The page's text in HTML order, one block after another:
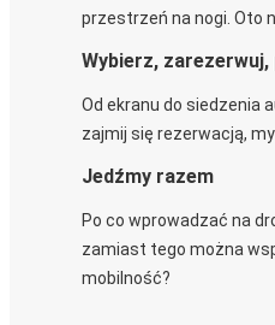
przestrzeń na nogi. Oto
Wybierz,
Od ekranu do siedzenia
zajmij się rezerwacją,
Jedźmy razem
Po co wprowadzać na
zamiast tego można
mobilność?